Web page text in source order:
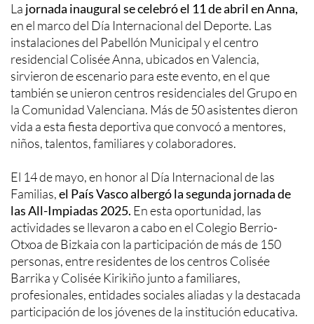
La jornada inaugural se celebró el 11 de abril en Anna,
en el marco del Día Internacional del Deporte. Las
instalaciones del Pabellón Municipal y el centro
residencial Colisée Anna, ubicados en Valencia,
sirvieron de escenario para este evento, en el que
también se unieron centros residenciales del Grupo en
la Comunidad Valenciana. Más de 50 asistentes dieron
vida a esta fiesta deportiva que convocó a mentores,
niños, talentos, familiares y colaboradores.
El 14 de mayo, en honor al Día Internacional de las
Familias,el País Vasco albergó la segunda jornada de
las All-Impiadas 2025. En esta oportunidad, las
actividades se llevaron a cabo en el Colegio Berrio-
Otxoa de Bizkaia con la participación de más de 150
personas, entre residentes de los centros Colisée
Barrika y Colisée Kirikiño junto a familiares,
profesionales, entidades sociales aliadas y la destacada
participación de los jóvenes de la institución educativa.